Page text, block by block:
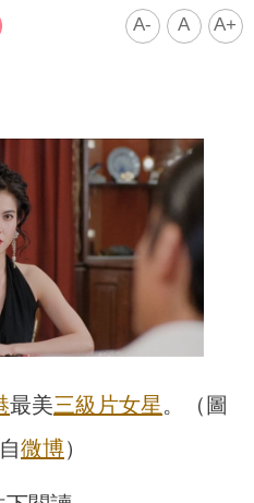
A- A A+
最美三級片女星。（圖
微博）